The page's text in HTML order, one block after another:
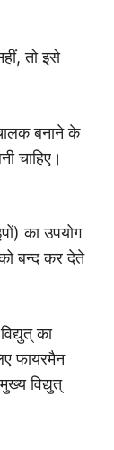
तो इसे
बनाने के
चाहिए।
का उपयोग
बन्द कर देते
का
फायरमैन
विद्युत्